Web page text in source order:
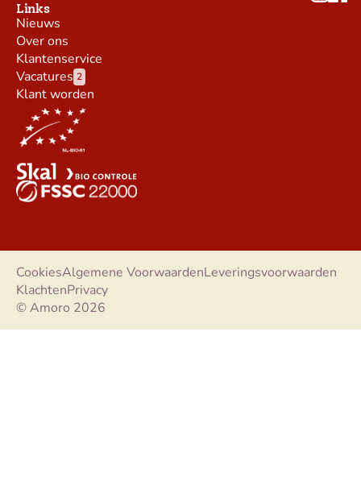
Links
Nieuws
Over ons
Klantenservice
Vacatures 2
Klant worden
© Amoro 2026
CookiesAlgemene VoorwaardenLeveringsvoorwaarden
KlachtenPrivacy